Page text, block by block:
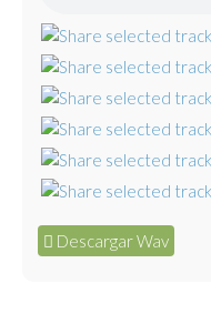
Descargar Wav